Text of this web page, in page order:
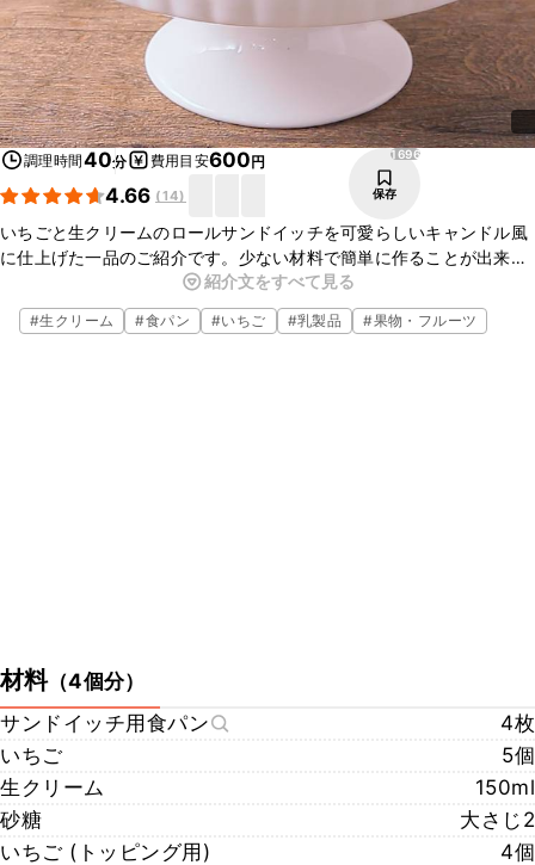
調理時間40分 費用目安600円
4.66 (14)
1696
保存
いちごと生クリームのロールサンドイッチを可愛らしいキャンドル風
に仕上げた一品のご紹介です。少ない材料で簡単に作ることが出来る
ので、おもてなしの際やイベントなどにもぴったりです。ぜひ作って
みてくださいね。
紹介文をすべて見る
#生クリーム #食パン #いちご #乳製品 #果物・フルーツ
材料（4個分）
サンドイッチ用食パン
4枚
いちご
5個
生クリーム
150ml
砂糖
大さじ2
いちご (トッピング用)
4個